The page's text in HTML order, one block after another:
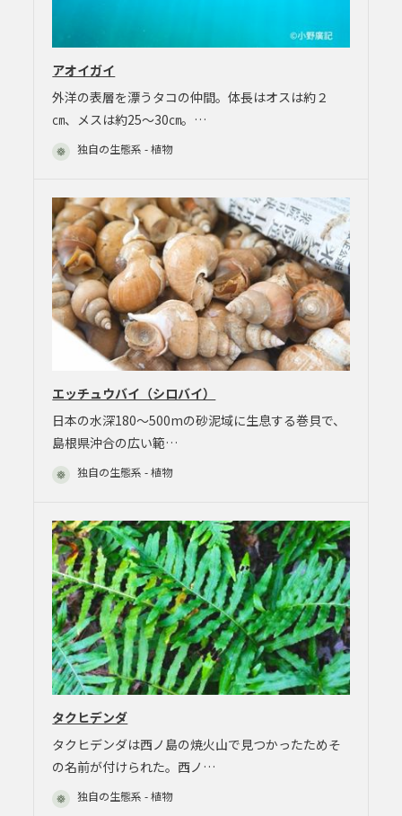
アオイガイ
外洋の表層を漂うタコの仲間。体長はオスは約２
㎝、メスは約25～30㎝。…
独自の生態系 - 植物
エッチュウバイ（シロバイ）
日本の水深180～500mの砂泥域に生息する巻貝で、
島根県沖合の広い範…
独自の生態系 - 植物
タクヒデンダ
タクヒデンダは西ノ島の焼火山で見つかったためそ
の名前が付けられた。西ノ…
独自の生態系 - 植物